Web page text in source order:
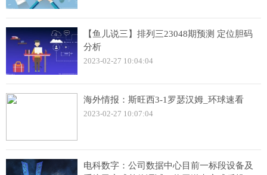
【鱼儿说三】排列三23048期预测 定位胆码
分析
2023-02-27 10:04:04
海外情报：斯旺西3-1罗瑟汉姆_环球速看
2023-02-27 10:07:04
电科数字：公司数据中心目前一标段设备及